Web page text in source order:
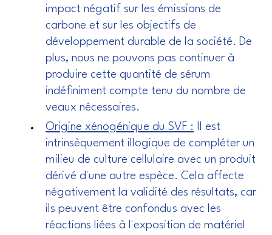
impact négatif sur les émissions de
carbone et sur les objectifs de
développement durable de la société. De
plus, nous ne pouvons pas continuer à
produire cette quantité de sérum
indéfiniment compte tenu du nombre de
veaux nécessaires.
Origine xénogénique du SVF : Il est
intrinsèquement illogique de compléter un
milieu de culture cellulaire avec un produit
dérivé d'une autre espèce. Cela affecte
négativement la validité des résultats, car
ils peuvent être confondus avec les
réactions liées à l'exposition de matériel